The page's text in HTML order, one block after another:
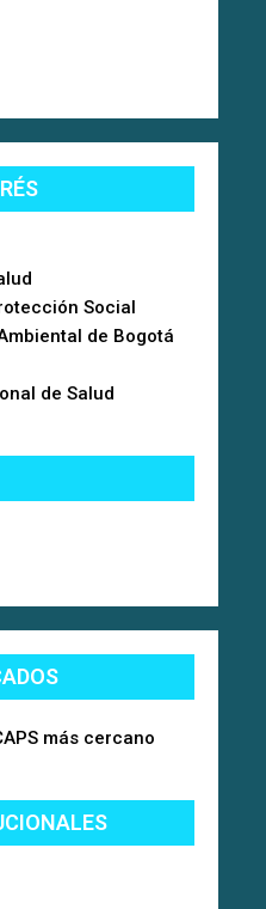
Social
de Bogotá
de Salud
más cercano